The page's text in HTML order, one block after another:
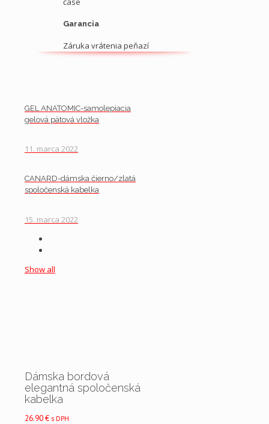
Garancia
Záruka vrátenia peňazí
GEL ANATOMIC-samolepiacia
gelová pätová vložka
11. marca 2022
CANARD-dámska čierno/zlatá
spoločenská kabelka
15. marca 2022
Show all
Dámska bordová
elegantná spoločenská
kabelka
26.90€ s DPH